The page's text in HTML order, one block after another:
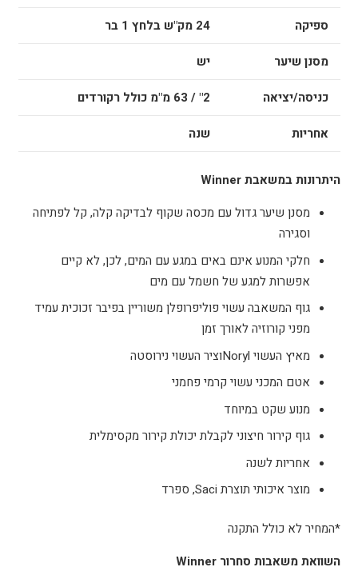
ספיקה 24 מק"ש בלחץ 1 בר
מסנן שיער יש
כניסה/יציאה 2" / 63 מ"מ כולל רקורדים
אחריות שנה
היתרונות במשאבתWinner
מסנן שיער גדול עם מכסה שקוף לבדיקה קלה, קל לפתיחה
וסגירה
חלקי המנוע אינם באים במגע עם המים, לכן, לא קיים
אפשרות למגע של חשמל עם מים
גוף המשאבה עשוי פוליפרופלן משוריין בפיבר זכוכית עמיד
מפני קורוזיה לאורך זמן
מאיץ העשוי Norylוציר העשוי נירוסטה
אטם המכני עשוי קרמי פחמני
מנוע שקט במיוחד
גוף קירור חיצוני לקבלת יכולת קירור מקסימלית
אחריות לשנה
מוצר איכותי תוצרת Saci, ספרד
*המחיר לא כולל התקנה
השוואת משאבות סחרורWinner